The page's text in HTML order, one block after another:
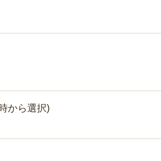
から選択)